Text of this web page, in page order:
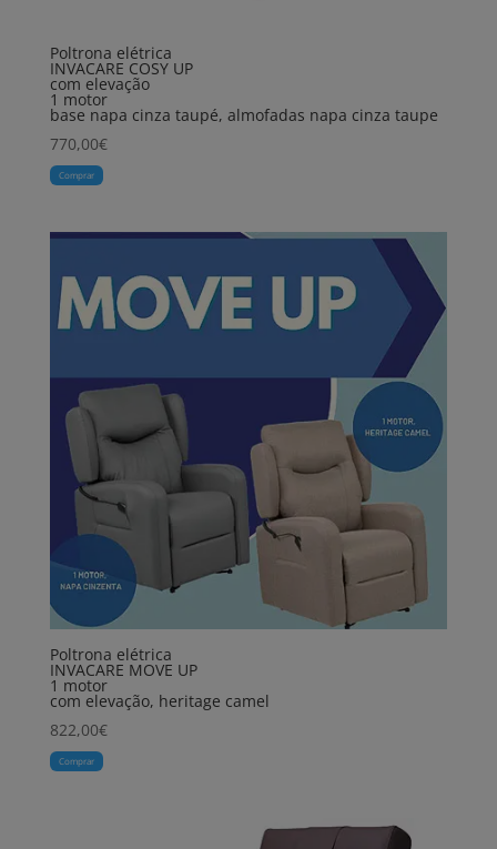
Poltrona elétrica
INVACARE COSY UP
com elevação
1 motor
base napa cinza taupé, almofadas napa cinza taupe
770,00€
Comprar
Poltrona elétrica
INVACARE MOVE UP
1 motor
com elevação, heritage camel
822,00€
Comprar